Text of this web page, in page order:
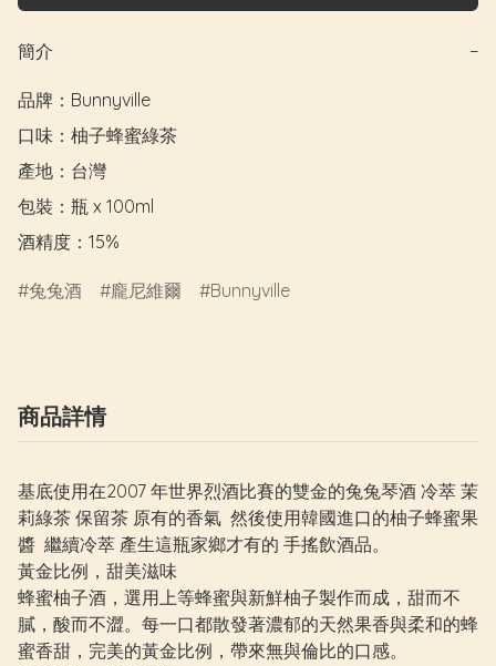
簡介 −
品牌：Bunnyville
口味：柚子蜂蜜綠茶
產地：台灣
包裝：瓶 x 100ml
酒精度：15%
兔兔酒 龐尼維爾 Bunnyville
商品詳情
基底使用在2007 年世界烈酒比賽的雙金的兔兔琴酒 冷萃 茉
莉綠茶 保留茶 原有的香氣 然後使用韓國進口的柚子蜂蜜果
醬 繼續冷萃 產生這瓶家鄉才有的 手搖飲酒品。
黃金比例，甜美滋味
蜂蜜柚子酒，選用上等蜂蜜與新鮮柚子製作而成，甜而不
膩，酸而不澀。每一口都散發著濃郁的天然果香與柔和的蜂
蜜香甜，完美的黃金比例，帶來無與倫比的口感。